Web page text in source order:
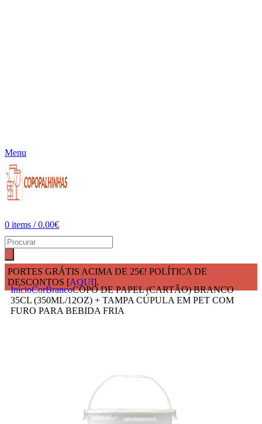
Menu
0 items / 0.00€
PORTES GRÁTIS ACIMA DE 25€! POLÍTICA DE
DESCONTOS [AQUI].
InícioCorBrancoCOPO DE PAPEL (CARTÃO) BRANCO
35CL (350ML/12OZ) + TAMPA CÚPULA EM PET COM
FURO PARA BEBIDA FRIA